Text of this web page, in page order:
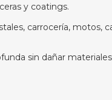
y coatings.
carrocería, motos,
sin dañar